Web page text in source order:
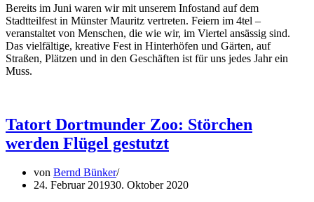
Bereits im Juni waren wir mit unserem Infostand auf dem
Stadtteilfest in Münster Mauritz vertreten. Feiern im 4tel –
veranstaltet von Menschen, die wie wir, im Viertel ansässig sind.
Das vielfältige, kreative Fest in Hinterhöfen und Gärten, auf
Straßen, Plätzen und in den Geschäften ist für uns jedes Jahr ein
Muss.
Tatort Dortmunder Zoo: Störchen
werden Flügel gestutzt
von Bernd Bünker
24. Februar 201930. Oktober 2020